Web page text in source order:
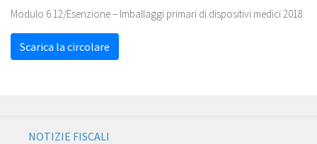
Modulo 6.12/Esenzione – Imballaggi primari di dispositivi medici 2018
Scarica la circolare
NOTIZIE FISCALI